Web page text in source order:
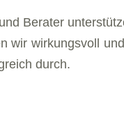
Be­ra­ter
wir wir­kungs­voll
durch.